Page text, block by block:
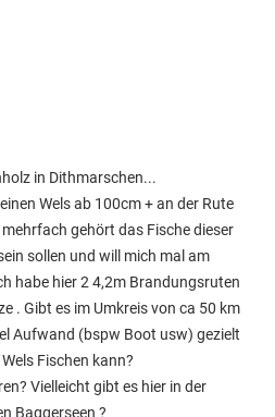
in Dithmarschen...
Wels ab 100cm + an der Rute
gehört das Fische dieser
sollen und will mich mal am
habe hier 2 4,2m Brandungsruten
. Gibt es im Umkreis von ca 50 km
Aufwand (bspw Boot usw) gezielt
Fischen kann?
Vielleicht gibt es hier in der
Baggerseen ?